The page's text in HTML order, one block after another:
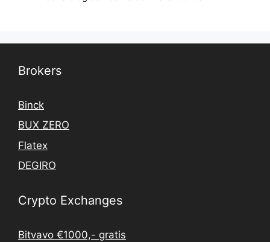
Brokers
Binck
BUX ZERO
Flatex
DEGIRO
Crypto Exchanges
Bitvavo €1000,- gratis